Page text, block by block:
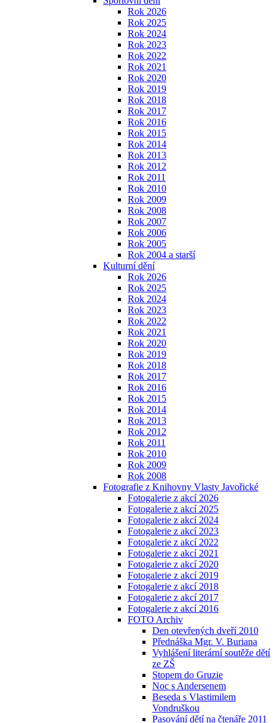
Rok 2026
Rok 2025
Rok 2024
Rok 2023
Rok 2022
Rok 2021
Rok 2020
Rok 2019
Rok 2018
Rok 2017
Rok 2016
Rok 2015
Rok 2014
Rok 2013
Rok 2012
Rok 2011
Rok 2010
Rok 2009
Rok 2008
Rok 2007
Rok 2006
Rok 2005
Rok 2004 a starší
Kulturní dění
Rok 2026
Rok 2025
Rok 2024
Rok 2023
Rok 2022
Rok 2021
Rok 2020
Rok 2019
Rok 2018
Rok 2017
Rok 2016
Rok 2015
Rok 2014
Rok 2013
Rok 2012
Rok 2011
Rok 2010
Rok 2009
Rok 2008
Fotografie z Knihovny Vlasty Javořické
Fotogalerie z akcí 2026
Fotogalerie z akcí 2025
Fotogalerie z akcí 2024
Fotogalerie z akcí 2023
Fotogalerie z akcí 2022
Fotogalerie z akcí 2021
Fotogalerie z akcí 2020
Fotogalerie z akcí 2019
Fotogalerie z akcí 2018
Fotogalerie z akcí 2017
Fotogalerie z akcí 2016
FOTO Archiv
Den otevřených dveří 2010
Přednáška Mgr. V. Buriana
Vyhlášení literární soutěže dětí
ze ZŠ
Stopem do Gruzie
Noc s Andersenem
Beseda s Vlastimilem
Vondruškou
Pasování dětí na čtenáře 2011